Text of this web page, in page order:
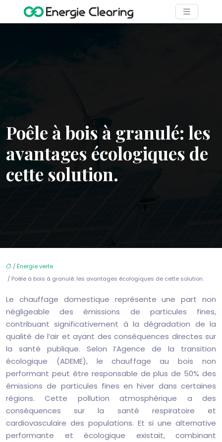
Poêle à bois à granulé: les
avantages écologiques de
cette solution.
/ Énergie verte
/ Poêle à bois à granulé: les avantages écologiques de cette solution.
Le chauffage domestique représente une part non
négligeable des émissions de particules fines,
contribuant significativement à la dégradation de la
qualité de l’air et ayant des conséquences directes sur
la santé publique. Selon l’Agence de la transition
écologique (ADEME), le chauffage au bois non
performant peut être responsable de plus de 50% des
émissions de particules fines en hiver dans certaines
régions. Cette pollution atmosphérique a des
conséquences sur la santé respiratoire et
cardiovasculaire des populations. Et si une alternative
performante et écologique existait, combinant